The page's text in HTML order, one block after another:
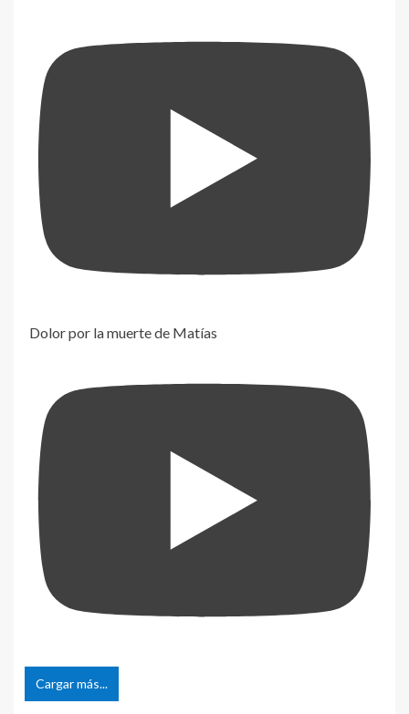
Dolor por la muerte de Matías
Cargar más...